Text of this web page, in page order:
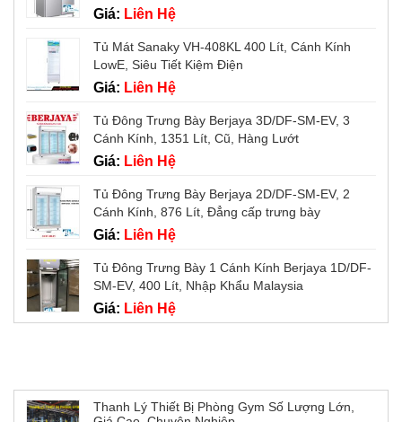
Giá: Liên Hệ
Tủ Mát Sanaky VH-408KL 400 Lít, Cánh Kính
LowE, Siêu Tiết Kiệm Điện
Giá: Liên Hệ
Tủ Đông Trưng Bày Berjaya 3D/DF-SM-EV, 3
Cánh Kính, 1351 Lít, Cũ, Hàng Lướt
Giá: Liên Hệ
Tủ Đông Trưng Bày Berjaya 2D/DF-SM-EV, 2
Cánh Kính, 876 Lít, Đẳng cấp trưng bày
Giá: Liên Hệ
Tủ Đông Trưng Bày 1 Cánh Kính Berjaya 1D/DF-
SM-EV, 400 Lít, Nhập Khẩu Malaysia
Giá: Liên Hệ
Thanh Lý Thiết Bị Phòng Gym Số Lượng Lớn,